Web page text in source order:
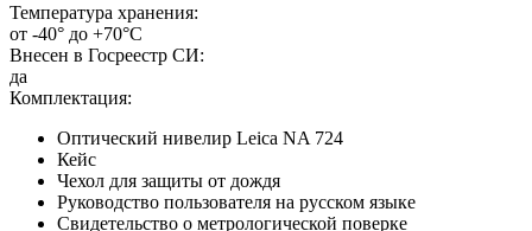
Температура хранения:
от -40° до +70°С
Внесен в Госреестр СИ:
да
Комплектация:
Оптический нивелир Leica NA 724
Кейс
Чехол для защиты от дождя
Руководство пользователя на русском языке
Свидетельство о метрологической поверке